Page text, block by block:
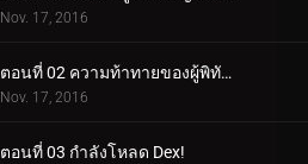
Nov. 17, 2016
ตอนที่ 02 ความท้าทายของผู้พิทักษ์!
Nov. 17, 2016
ตอนที่ 03 กำลังโหลด Dex!